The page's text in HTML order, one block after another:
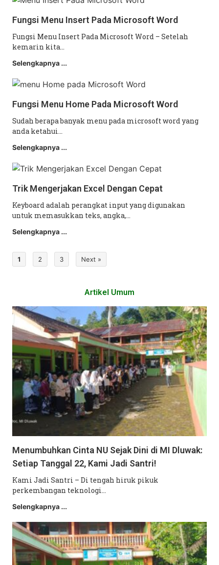
Fungsi Menu Insert Pada Microsoft Word
Fungsi Menu Insert Pada Microsoft Word – Setelah
kemarin kita…
Selengkapnya ...
Fungsi Menu Home Pada Microsoft Word
Sudah berapa banyak menu pada microsoft word yang
anda ketahui…
Selengkapnya ...
Trik Mengerjakan Excel Dengan Cepat
Keyboard adalah perangkat input yang digunakan
untuk memasukkan teks, angka,…
Selengkapnya ...
1 2 3 Next »
Artikel Umum
Menumbuhkan Cinta NU Sejak Dini di MI Dluwak:
Setiap Tanggal 22, Kami Jadi Santri!
Kami Jadi Santri – Di tengah hiruk pikuk
perkembangan teknologi…
Selengkapnya ...